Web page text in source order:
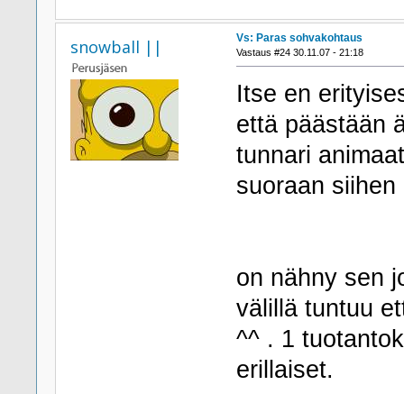
snowball || Vs: Paras sohvakohtaus
Vastaus #24 30.11.07 - 21:18
Itse en
että päästään
tunnari
suoraan
on nähny sen
välillä tuntuu
^^ . 1
erillaiset.